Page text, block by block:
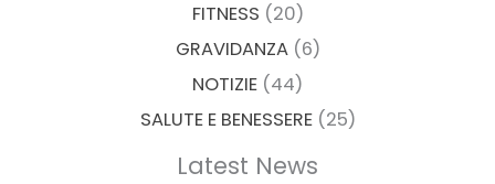
FITNESS (20)
GRAVIDANZA(6)
NOTIZIE (44)
SALUTE E BENESSERE(25)
Latest News